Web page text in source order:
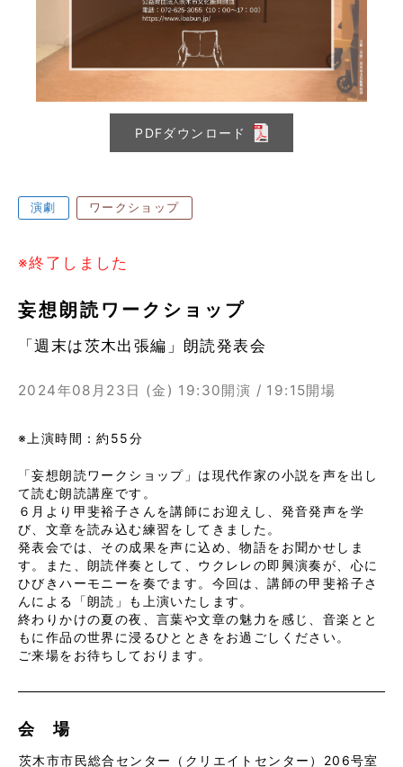
PDFダウンロード
演劇 ワークショップ
※終了しました
妄想朗読ワークショップ
「週末は茨木出張編」朗読発表会
2024年08月23日 (金) 19:30開演 / 19:15開場
※上演時間：約55分
「妄想朗読ワークショップ」は現代作家の小説を声を出し
て読む朗読講座です。
６月より甲斐裕子さんを講師にお迎えし、発音発声を学
び、文章を読み込む練習をしてきました。
発表会では、その成果を声に込め、物語をお聞かせしま
す。また、朗読伴奏として、ウクレレの即興演奏が、心に
ひびきハーモニーを奏でます。今回は、講師の甲斐裕子さ
んによる「朗読」も上演いたします。
終わりかけの夏の夜、言葉や文章の魅力を感じ、音楽とと
もに作品の世界に浸るひとときをお過ごしください。
ご来場をお待ちしております。
会 場
茨木市市民総合センター（クリエイトセンター）206号室